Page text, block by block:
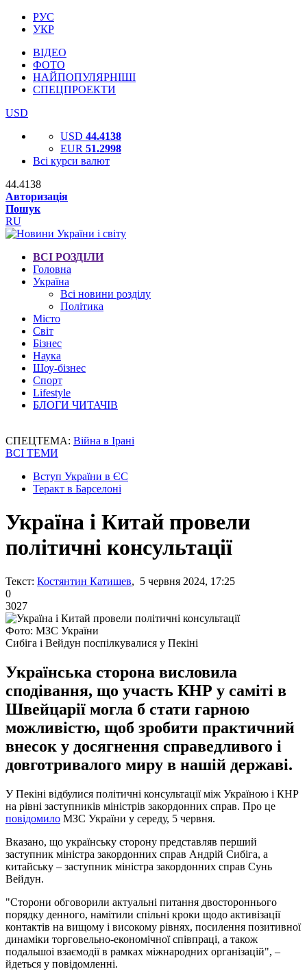
РУС
УКР
ВІДЕО
ФОТО
НАЙПОПУЛЯРНІШІ
СПЕЦПРОЕКТИ
USD
USD 44.4138
EUR 51.2998
Всі курси валют
44.4138
Авторизація
Пошук
RU
ВСІ РОЗДІЛИ
Головна
Україна
Всі новини розділу
Політика
Місто
Світ
Бізнес
Наука
Шоу-бізнес
Спорт
Lifestyle
БЛОГИ ЧИТАЧІВ
СПЕЦТЕМА: Війна в Ірані
ВСІ ТЕМИ
Вступ України в ЄС
Теракт в Барселоні
Україна і Китай провели
політичні консультації
Текст: Костянтин Катишев, 5 червня 2024, 17:25
0
3027
Фото: МЗС України
Сибіга і Вейдун поспілкувалися у Пекіні
Українська сторона висловила
сподівання, що участь КНР у саміті в
Швейцарії могла б стати гарною
можливістю, щоб зробити практичний
внесок у досягнення справедливого і
довготривалого миру в нашій державі.
У Пекіні відбулися політичні консультації між Україною і КНР
на рівні заступників міністрів закордонних справ. Про це
повідомило МЗС України у середу, 5 червня.
Вказано, що українську сторону представляв перший
заступник міністра закордонних справ Андрій Сибіга, а
китайську – заступник міністра закордонних справ Сунь
Вейдун.
"Сторони обговорили актуальні питання двостороннього
порядку денного, намітили спільні кроки щодо активізації
контактів на вищому і високому рівнях, посилення позитивної
динаміки торговельно-економічної співпраці, а також
подальшоі взаємодії в рамках міжнародних організацій", –
йдеться у повідомленні.